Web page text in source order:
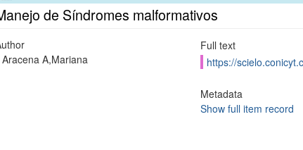
de Síndromes malformativos
Aracena A,Mariana
Full text
https://
Metadata
Show full item record